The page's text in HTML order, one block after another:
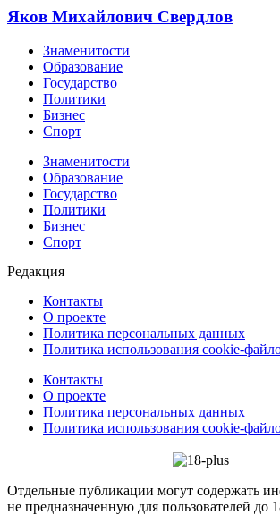
Яков Михайлович Свердлов
Знаменитости
Образование
Государство
Политики
Бизнес
Спорт
Знаменитости
Образование
Государство
Политики
Бизнес
Спорт
Редакция
Контакты
О проекте
Политика персональных данных
Политика использования cookie-
Контакты
О проекте
Политика персональных данных
Политика использования cookie-
Отдельные публикации могут содержать
не предназначенную для пользователей до